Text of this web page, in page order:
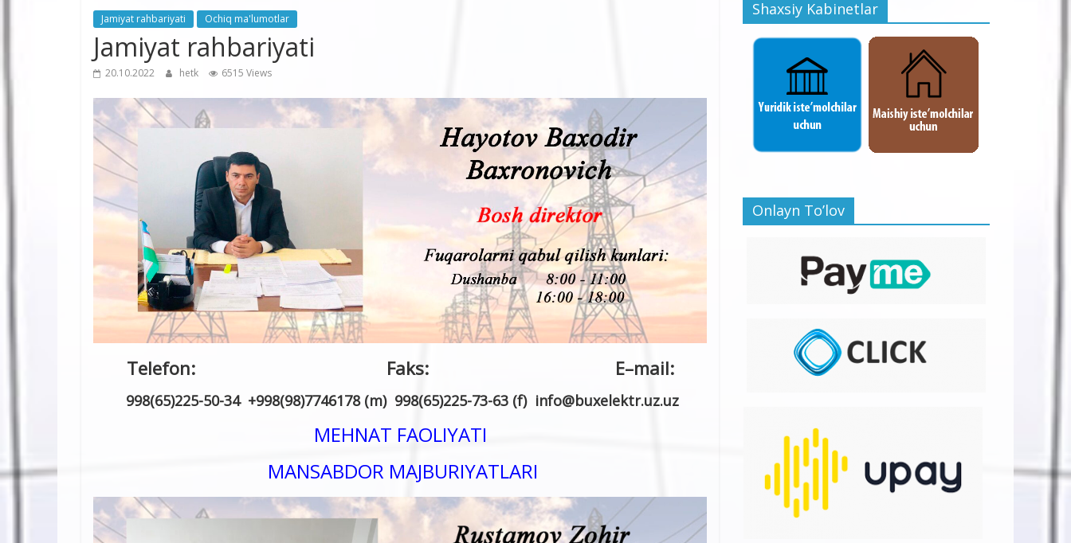
Jamiyat rahbariyati Ochiq ma'lumotlar
Jamiyat rahbariyati
20.10.2022 hetk 6515 Views
Telefon: Faks: E–mail:
998(65)225-50-34 +998(98)7746178 (m) 998(65)225-73-63 (f) info@buxelektr.uz.uz
MEHNAT FAOLIYATI
MANSABDOR MAJBURIYATLARI
Shaxsiy Kabinetlar
Onlayn To’lov